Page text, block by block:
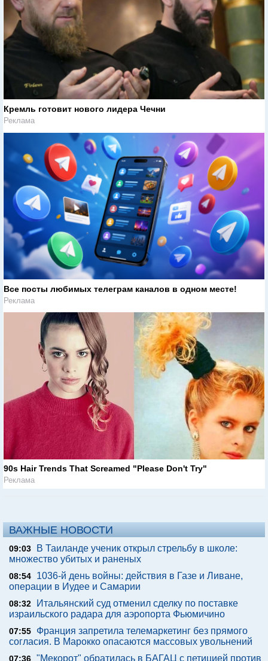
Кремль готовит нового лидера Чечни
Реклама
Все посты любимых телеграм каналов в одном месте!
Реклама
90s Hair Trends That Screamed "Please Don't Try"
Реклама
ВАЖНЫЕ НОВОСТИ
09:03
В Таиланде ученик открыл стрельбу в школе:
множество убитых и раненых
08:54
1036-й день войны: действия в Газе и Ливане,
операции в Иудее и Самарии
08:32
Итальянский суд отменил сделку по поставке
израильского радара для аэропорта Фьюмичино
07:55
Франция запретила телемаркетинг без прямого
согласия. В Марокко опасаются массовых увольнений
07:36 "Мекорот" обратилась в БАГАЦ с петицией против